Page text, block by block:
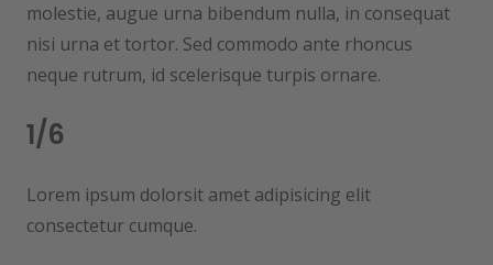
molestie, augue urna bibendum nulla, in consequat
nisi urna et tortor. Sed commodo ante rhoncus
neque rutrum, id scelerisque turpis ornare.
1/6
Lorem ipsum dolorsit amet adipisicing elit
consectetur cumque.